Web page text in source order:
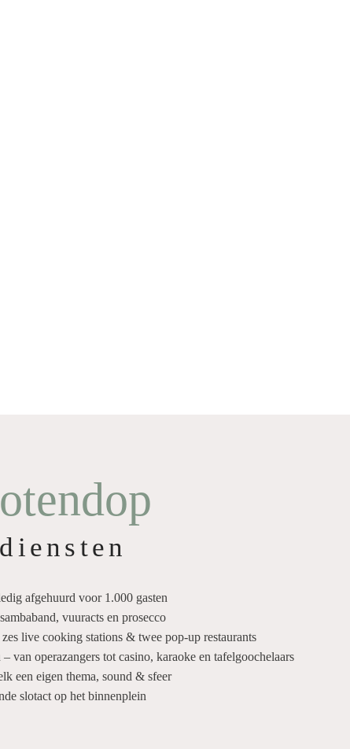
afgehuurd voor 1.000 gasten
vuuracts en prosecco
live cooking stations & twee pop-up restaurants
van operazangers tot casino, karaoke en tafelgoochelaars
een eigen thema, sound & sfeer
slotact op het binnenplein